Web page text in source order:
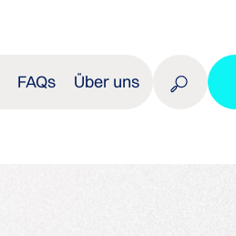
FAQs Über uns